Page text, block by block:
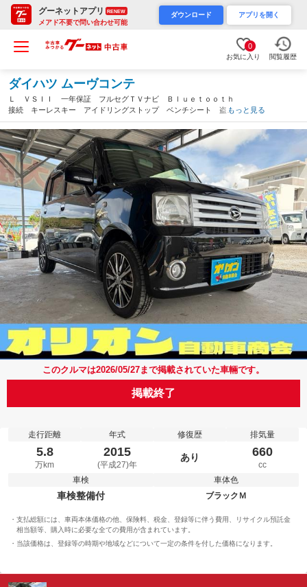
グーネットアプリ RENEW
メアド不要で問い合わせ可能
ダウンロード アプリを開く
0
お気に入り 閲覧履歴
ダイハツ ムーヴコンテ
Ｌ ＶＳＩＩ 一年保証 フルセグＴＶナビ Ｂｌｕｅｔｏｏｔｈ
接続 キーレスキー アイドリングストップ ベンチシート 盗難
防止システム 衝突安全ボディ エンジンオイル・バッテリー・ワ
イパーゴム新品（沖縄県）
もっと見る
このクルマは2026/05/27まで掲載されていた車輛です。
掲載終了
走行距離
5.8
万km
年式
2015
(平成27)年
修復歴
あり
排気量
660
cc
車検
車検整備付
車体色
ブラックＭ
支払総額には、車両本体価格の他、保険料、税金、登録等に伴う費用、リサイクル預託金
相当額等、購入時に必要な全ての費用が含まれています。
当該価格は、登録等の時期や地域などについて一定の条件を付した価格になります。